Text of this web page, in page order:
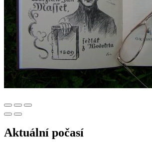
Aktuální počasí